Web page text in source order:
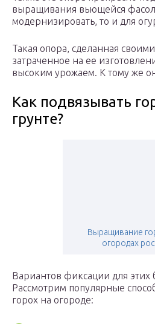
выращивания вьющейся
модернизировать, то и для
Такая опора, сделанная
затраченное на ее
высоким урожаем. К тому же
Как подвязывать
грунте?
Выращивание
огородах
Вариантов фиксации для этих
Рассмотрим популярные
горох на огороде: